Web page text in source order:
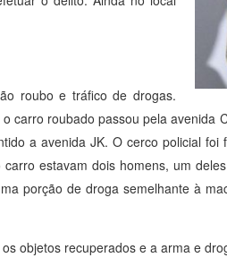
roubo e tráfico de drogas.
roubado passou pela avenida
a avenida JK. O cerco policial
estavam dois homens, um
porção de droga semelhante à
objetos recuperados e a arma e